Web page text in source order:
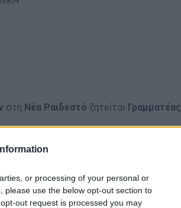
or processing of your personal or
please use the below opt-out section to
out request is processed you may
στη Νέα Ραιδεστό ζητείται Γραμματέας
μαθητών και γονέων στον χώρο.